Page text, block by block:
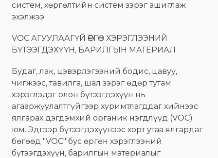
систем, хөргөлтийн систем зэрэг ашиглаж
эхэлжээ.
VOC АГУУЛААГҮЙ ӨРГӨН ХЭРЭГЛЭЭНИЙ
БҮТЭЭГДЭХҮҮН, БАРИЛГЫН МАТЕРИАЛ
Будаг, лак, цэвэрлэгээний бодис, цавуу,
чигжээс, тавилга, шал зэрэг өдөр тутам
хэрэглэдэг олон бүтээгдэхүүн нь
агааржуулалтгүйгээр хуримтлагддаг хийнээс
ялгарах дэгдэмхий органик нэгдлүүд (VOC)
юм. Эдгээр бүтээгдэхүүнээс хорт утаа ялгардаг
бөгөөд "VOC" бус өргөн хэрэглээний
бүтээгдэхүүн, барилгын материалыг